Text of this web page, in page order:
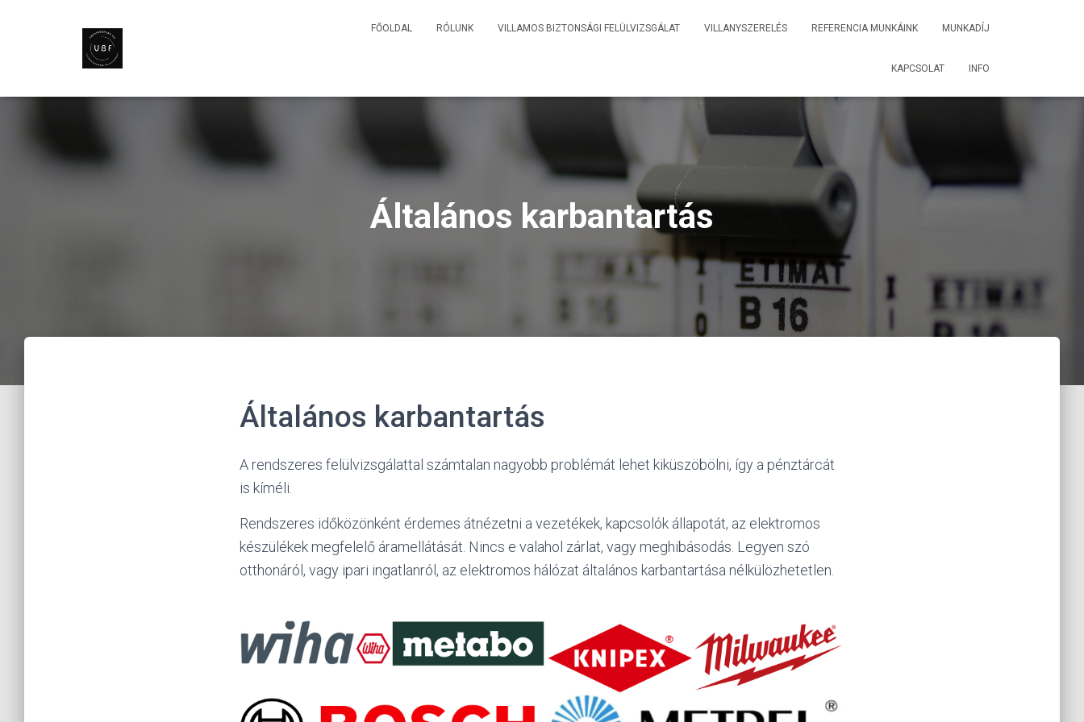
FŐOLDAL RÓLUNK VILLAMOS BIZTONSÁGI FELÜLVIZSGÁLAT VILLANYSZERELÉS REFERENCIA MUNKÁINK MUNKADÍJ
KAPCSOLAT INFO
Általános karbantartás
Általános karbantartás
A rendszeres felülvizsgálattal számtalan nagyobb problémát lehet kiküszöbölni, így a pénztárcát
is kíméli.
Rendszeres időközönként érdemes átnézetni a vezetékek, kapcsolók állapotát, az elektromos
készülékek megfelelő áramellátását. Nincs e valahol zárlat, vagy meghibásodás. Legyen szó
otthonáról, vagy ipari ingatlanról, az elektromos hálózat általános karbantartása nélkülözhetetlen.